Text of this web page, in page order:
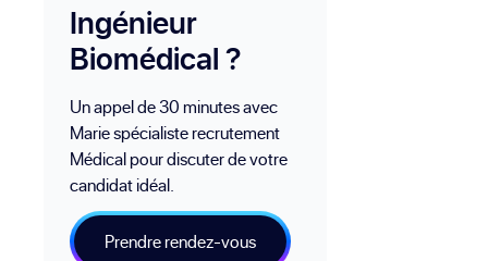
Ingénieur
Biomédical ?
Un appel de 30 minutes avec
Marie spécialiste recrutement
Médical pour discuter de votre
candidat idéal.
Prendre rendez-vous